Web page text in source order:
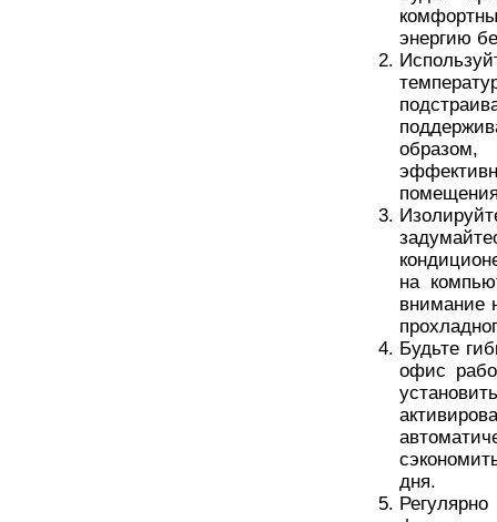
энергию
на
внимание
Будьте
офис
дня.